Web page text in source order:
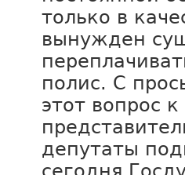
только в
вынужден
полис. С
этот вопрос
депутаты